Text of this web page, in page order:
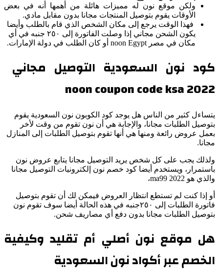
ولكن موقع نون له مميزات هائلة من أهمها أنه في بعض
الأوقات يقوم بتوصيل المنتجات مجانا بدون مقابل مادي.
فهذا الوقت يرجع إلى مكان الشخص الذي قام بالطلب وأيضا
يكون الشحن مجاني إذا وصلت الفاتورة إلى ٢٥٠ جنبه في أي
مكان في مصر noon Egypt أو كان الطلب في دولة الإمارات.
كود نون السعودية التوصيل مجاني
2022 noon coupon code ksa
يتساءل كثير من الناس هل يوجد كود الكوبون نون السعودية يقوم
بتوصيل الطلبات مجانا، والإجابة هي أن نون تقوم من وقت لأخر
بعمل عروض رائعة ومنها هي أنها تقوم بتوصيل الطلبات إلى المنازل
مجانا.
ولذلك يجب على كل شخص يريد التوصيل مجانا يتابع عروض نون
باستمرار، ويستخدم أيضا كود خصم نون إلكترونيات التوصيل مجانا
والذي هو ma99 2022،
أو إذا كنت لم تستطع انتظار العروض فيمكن لك أن تقوم بتوصيل
فاتورة الطلبات إلى ٢٥٠جنبه في هذه الحالة أيضا سوف تقوم نون
بتوصيل الطلبات مجانا بدون دفع أي مصاريف شحن.
هل موقع نون أصلي أم تقليد وكيفية
الخصم عبر أكواد نون السعودية